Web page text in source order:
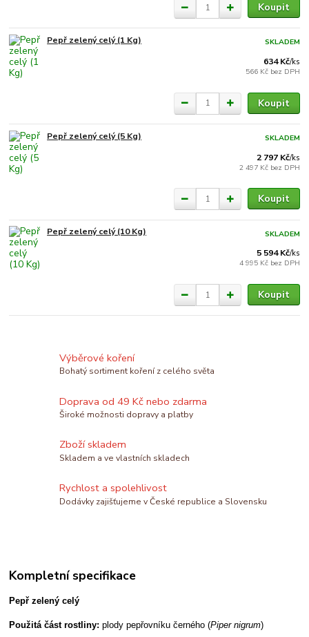
Koupit
Pepř zelený celý (1 Kg)
634 Kč/ks
566 Kč bez DPH
SKLADEM
Koupit
Pepř zelený celý (5 Kg)
2 797 Kč/ks
2 497 Kč bez DPH
SKLADEM
Koupit
Pepř zelený celý (10 Kg)
5 594 Kč/ks
4 995 Kč bez DPH
SKLADEM
Koupit
Výběrové koření
Bohatý sortiment koření z celého světa
Doprava od 49 Kč nebo zdarma
Široké možnosti dopravy a platby
Zboží skladem
Skladem a ve vlastních skladech
Rychlost a spolehlivost
Dodávky zajišťujeme v České republice a Slovensku
Kompletní specifikace
Pepř zelený celý
Použitá část rostliny:plody pepřovníku černého (Piper nigrum)